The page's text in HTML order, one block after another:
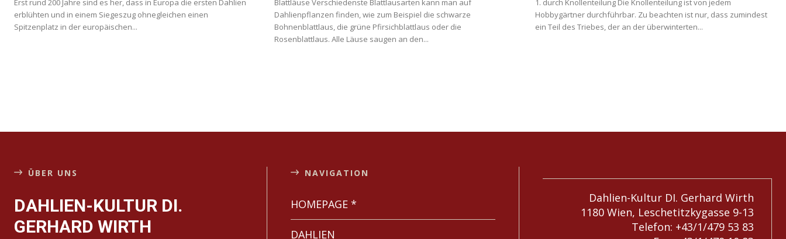
Erst rund 200 Jahre sind es her, dass in Europa die ersten Dahlien
erblühten und in einem Siegeszug ohnegleichen einen
Spitzenplatz in der europäischen...
Blattläuse Verschiedenste Blattlausarten kann man auf
Dahlienpflanzen finden, wie zum Beispiel die schwarze
Bohnenblattlaus, die grüne Pfirsichblattlaus oder die
Rosenblattlaus. Alle Läuse saugen an den...
1. durch Knollenteilung Die Knollenteilung ist von jedem
Hobbygärtner durchführbar. Zu beachten ist nur, dass zumindest
ein Teil des Triebes, der an der überwinterten...
ÜBER UNS
DAHLIEN-KULTUR DI.
GERHARD WIRTH
NAVIGATION
HOMEPAGE *
DAHLIEN
Dahlien-Kultur DI. Gerhard Wirth
1180 Wien, Leschetitzkygasse 9-13
Telefon: +43/1/479 53 83